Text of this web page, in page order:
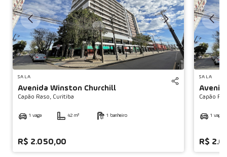
SALA
Avenida Winston Churchill
Capão Raso, Curitiba
1 vaga 42 m² 1 banheiro
R$ 2.050,00
SALA
Capão
1 vaga
R$